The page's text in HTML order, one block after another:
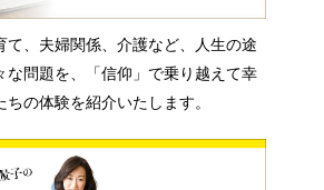
て、夫婦関係、介護など、人生の途
な問題を、「信仰」で乗り越えて幸
の体験を紹介いたします。